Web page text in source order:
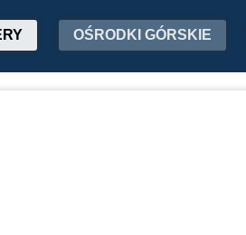
OŚRODKI GÓRSKIE